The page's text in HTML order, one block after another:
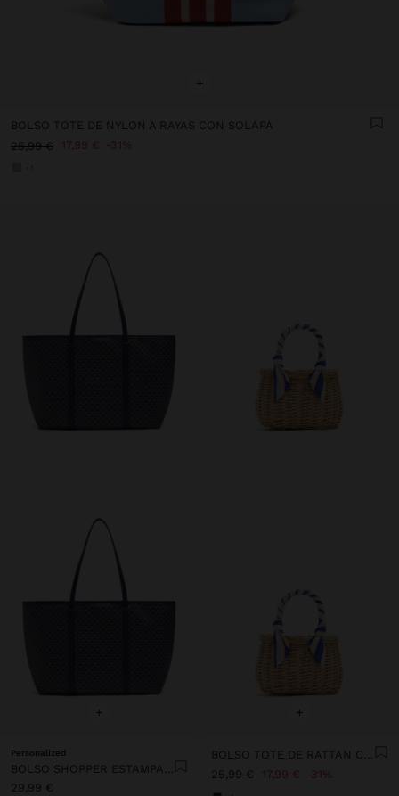
+
BOLSO TOTE DE NYLON A RAYAS CON SOLAPA
25,99 €
17,99 € 31%
+
Personalized
BOLSO SHOPPER ESTAMPADO CON BOLSA REMOVIBLE
29,99 €
+
BOLSO TOTE DE RATTAN CON ASA TRENZADA
25,99 €
17,99 € 31%